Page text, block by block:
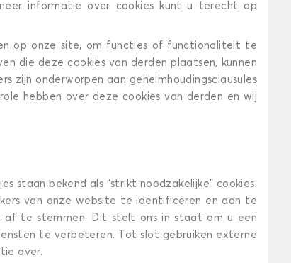
informatie over cookies kunt u terecht op
op onze site, om functies of functionaliteit te
die deze cookies van derden plaatsen, kunnen
zijn onderworpen aan geheimhoudingsclausules
hebben over deze cookies van derden en wij
staan bekend als “strikt noodzakelijke” cookies.
van onze website te identificeren en aan te
af te stemmen. Dit stelt ons in staat om u een
te verbeteren. Tot slot gebruiken externe
over.